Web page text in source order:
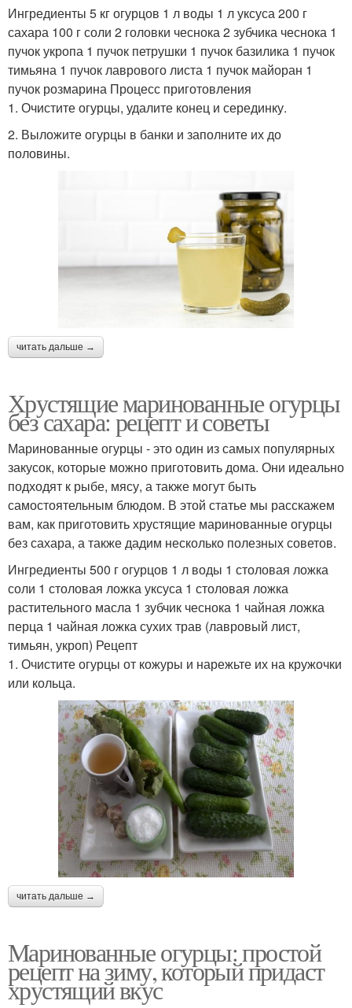
Ингредиенты 5 кг огурцов 1 л воды 1 л уксуса 200 г
сахара 100 г соли 2 головки чеснока 2 зубчика чеснока 1
пучок укропа 1 пучок петрушки 1 пучок базилика 1 пучок
тимьяна 1 пучок лаврового листа 1 пучок майоран 1
пучок розмарина Процесс приготовления
1. Очистите огурцы, удалите конец и серединку.
2. Выложите огурцы в банки и заполните их до
половины.
читать дальше →
Хрустящие маринованные огурцы
без сахара: рецепт и советы
Маринованные огурцы - это один из самых популярных
закусок, которые можно приготовить дома. Они идеально
подходят к рыбе, мясу, а также могут быть
самостоятельным блюдом. В этой статье мы расскажем
вам, как приготовить хрустящие маринованные огурцы
без сахара, а также дадим несколько полезных советов.
Ингредиенты 500 г огурцов 1 л воды 1 столовая ложка
соли 1 столовая ложка уксуса 1 столовая ложка
растительного масла 1 зубчик чеснока 1 чайная ложка
перца 1 чайная ложка сухих трав (лавровый лист,
тимьян, укроп) Рецепт
1. Очистите огурцы от кожуры и нарежьте их на кружочки
или кольца.
читать дальше →
Маринованные огурцы: простой
рецепт на зиму, который придаст
хрустящий вкус